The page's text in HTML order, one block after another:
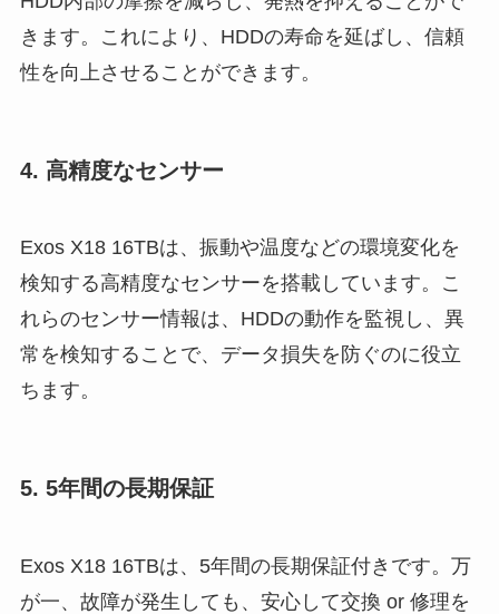
きます。これにより、HDDの寿命を延ばし、信頼
性を向上させることができます。
4. 高精度なセンサー
Exos X18 16TBは、振動や温度などの環境変化を
検知する高精度なセンサーを搭載しています。こ
れらのセンサー情報は、HDDの動作を監視し、異
常を検知することで、データ損失を防ぐのに役立
ちます。
5. 5年間の長期保証
Exos X18 16TBは、5年間の長期保証付きです。万
が一、故障が発生しても、安心して交換 or 修理を